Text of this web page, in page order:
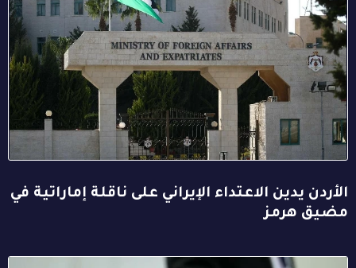
الأردن يدين الاعتداء الإيراني على ناقلة إماراتية في
مضيق هرمز